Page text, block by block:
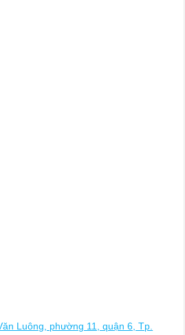
Luông, phường 11, quận 6, Tp.